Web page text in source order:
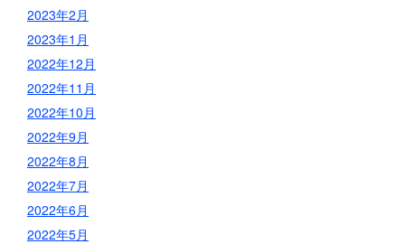
2023年2月
2023年1月
2022年12月
2022年11月
2022年10月
2022年9月
2022年8月
2022年7月
2022年6月
2022年5月